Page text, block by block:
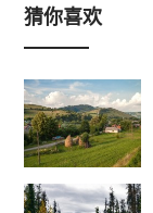
猜你喜欢